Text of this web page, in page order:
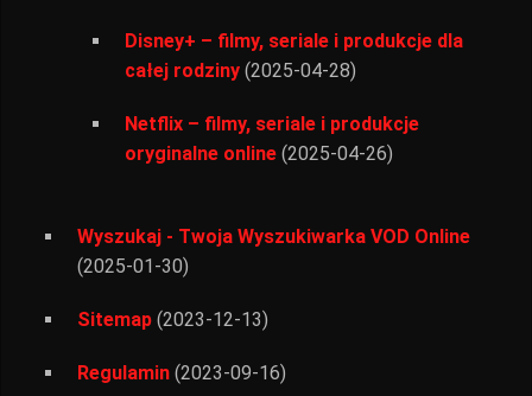
Disney+ – filmy, seriale i produkcje dla
całej rodziny (2025-04-28)
Netflix – filmy, seriale i produkcje
oryginalne online (2025-04-26)
Wyszukaj - Twoja Wyszukiwarka VOD Online
(2025-01-30)
Sitemap (2023-12-13)
Regulamin (2023-09-16)